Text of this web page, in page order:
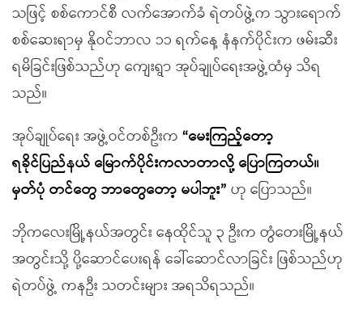
သဖြင့် စစ်ကောင်စီ လက်အောက်ခံ ရဲတပ်ဖွဲ့က သွားရောက်
စစ်ဆေးရာမှ နိုဝင်ဘာလ ၁၁ ရက်နေ့ နံနက်ပိုင်းက ဖမ်းဆီး
ရမိခြင်းဖြစ်သည်ဟု ကျေးရွာ အုပ်ချုပ်ရေးအဖွဲ့ထံမှ သိရ
သည်။
အုပ်ချုပ်ရေး အဖွဲ့ဝင်တစ်ဦးက “မေးကြည့်တော့
ရခိုင်ပြည်နယ် မြောက်ပိုင်းကလာတာလို့ ပြောကြတယ်။
မှတ်ပုံ တင်တွေ ဘာတွေတော့ မပါဘူး” ဟု ပြောသည်။
ဘိုကလေးမြို့နယ်အတွင်း နေထိုင်သူ ၃ ဦးက တွံတေးမြို့နယ်
အတွင်းသို့ ပို့ဆောင်ပေးရန် ခေါ်ဆောင်လာခြင်း ဖြစ်သည်ဟု
ရဲတပ်ဖွဲ့ ကနဦး သတင်းများ အရသိရသည်။